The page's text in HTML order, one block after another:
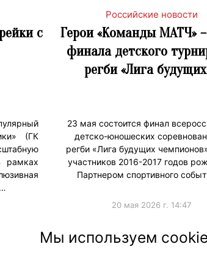
с
(ГК
рамках
Российские новости
Герои «Команды МАТЧ»
финала детского
регби «Лига
23 мая состоится финал
детско-юношеских
регби «Лига будущих
участников 2016-2017 годов
Партнером спортивного
20 мая 2026 г. 14:47
Мы используем